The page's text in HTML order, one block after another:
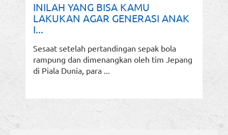
INILAH YANG BISA KAMU
LAKUKAN AGAR GENERASI ANAK
I...
Sesaat setelah pertandingan sepak bola
rampung dan dimenangkan oleh tim Jepang
di Piala Dunia, para ...